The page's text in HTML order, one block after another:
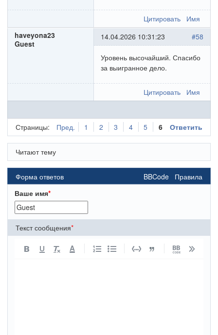
Цитировать
Имя
haveyona23
Guest
#58
14.04.2026 10:31:23
Уровень высочайший. Спасибо
за выигранное дело.
Цитировать Имя
Страницы: Пред. 1 2 3 4 5 6 Ответить
Читают тему
BBCode Правила
Форма ответов
Ваше имя*
Текст сообщения*
A